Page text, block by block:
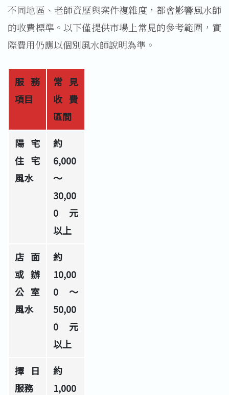
不同地區、老師資歷與案件複雜度，都會影響風水師
的收費標準。以下僅提供市場上常見的參考範圍，實
際費用仍應以個別風水師說明為準。
服務
項目
常見
收費
區間
陽宅
住宅
風水
約
6,000
～
30,00
0 元
以上
店面
或辦
公室
風水
約
10,00
0～
50,00
0 元
以上
擇日
服務
約
1,000